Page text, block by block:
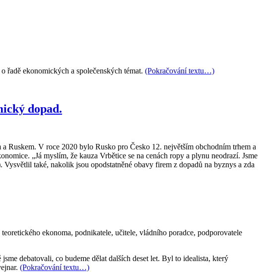
řadě ekonomických a společenských témat. (Pokračování textu…)
dopad.
Ruskem. V roce 2020 bylo Rusko pro Česko 12. největším obchodním trhem a
„Já myslím, že kauza Vrbětice se na cenách ropy a plynu neodrazí. Jsme
také, nakolik jsou opodstatněné obavy firem z dopadů na byznys a zda
ekonoma, podnikatele, učitele, vládního poradce, podporovatele
debatovali, co budeme dělat dalších deset let. Byl to idealista, který
(Pokračování textu…)